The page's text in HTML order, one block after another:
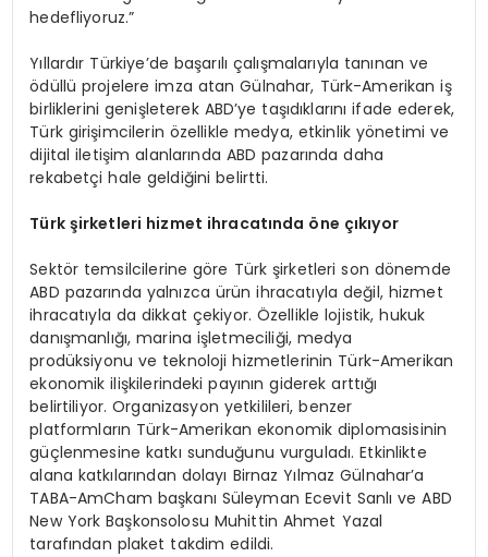
hedefliyoruz.”
Yıllardır Türkiye’de başarılı çalışmalarıyla tanınan ve
ödüllü projelere imza atan Gülnahar, Türk-Amerikan iş
birliklerini genişleterek ABD’ye taşıdıklarını ifade ederek,
Türk girişimcilerin özellikle medya, etkinlik yönetimi ve
dijital iletişim alanlarında ABD pazarında daha
rekabetçi hale geldiğini belirtti.
Türk şirketleri hizmet ihracatında öne çıkıyor
Sektör temsilcilerine göre Türk şirketleri son dönemde
ABD pazarında yalnızca ürün ihracatıyla değil, hizmet
ihracatıyla da dikkat çekiyor. Özellikle lojistik, hukuk
danışmanlığı, marina işletmeciliği, medya
prodüksiyonu ve teknoloji hizmetlerinin Türk-Amerikan
ekonomik ilişkilerindeki payının giderek arttığı
belirtiliyor. Organizasyon yetkilileri, benzer
platformların Türk-Amerikan ekonomik diplomasisinin
güçlenmesine katkı sunduğunu vurguladı. Etkinlikte
alana katkılarından dolayı Birnaz Yılmaz Gülnahar’a
TABA-AmCham başkanı Süleyman Ecevit Sanlı ve ABD
New York Başkonsolosu Muhittin Ahmet Yazal
tarafından plaket takdim edildi.